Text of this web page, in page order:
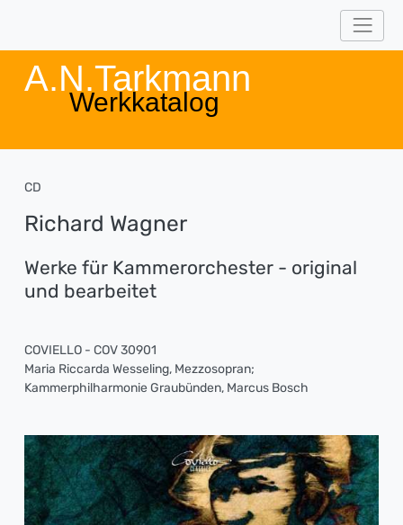
A.N.Tarkmann
Werkkatalog
CD
Richard Wagner
Werke für Kammerorchester - original
und bearbeitet
COVIELLO - COV 30901
Maria Riccarda Wesseling, Mezzosopran;
Kammerphilharmonie Graubünden, Marcus Bosch